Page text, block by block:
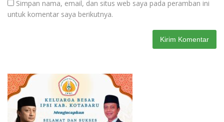
Simpan nama, email, dan situs web saya pada peramban ini
untuk komentar saya berikutnya.